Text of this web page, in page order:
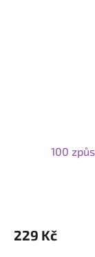
100
229 Kč